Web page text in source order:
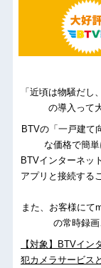
「近頃は物騒だ
の導入って
BTVの「一戸建て
な価格で簡単
BTVインターネッ
アプリと接続する
また、お客様にて
の常時録画
【対象】BTVイ
犯カメラサービス